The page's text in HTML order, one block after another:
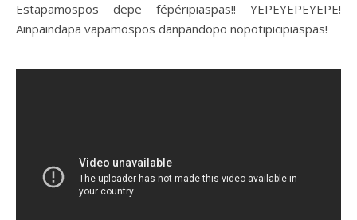
Estapamospos depe fépéripiaspas!! YEPEYEPEYEPE!
Ainpaindapa vapamospos danpandopo nopotipicipiaspas!